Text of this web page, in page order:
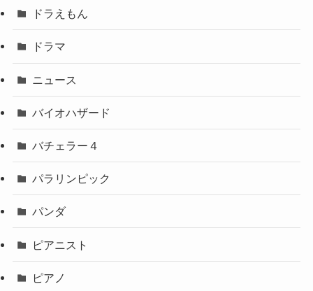
ドラえもん
ドラマ
ニュース
バイオハザード
バチェラー４
パラリンピック
パンダ
ピアニスト
ピアノ